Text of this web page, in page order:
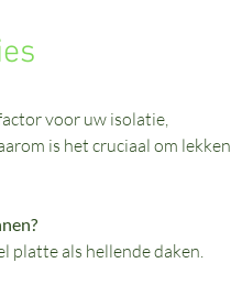
voor uw isolatie,
is het cruciaal om lekken
platte als hellende daken.